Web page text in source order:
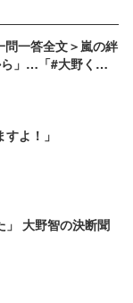
一答全文＞嵐の絆
」…「#大野くん
よ！」
」 大野智の決断聞